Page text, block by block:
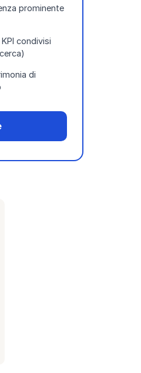
prominente
condivisi
di